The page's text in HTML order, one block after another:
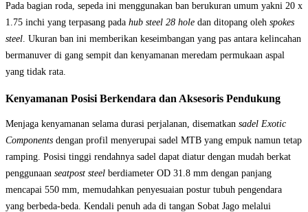
Pada bagian roda, sepeda ini menggunakan ban berukuran umum yakni 20 x
1.75 inchi yang terpasang pada hub steel 28 hole dan ditopang oleh spokes
steel. Ukuran ban ini memberikan keseimbangan yang pas antara kelincahan
bermanuver di gang sempit dan kenyamanan meredam permukaan aspal
yang tidak rata.
Kenyamanan Posisi Berkendara dan Aksesoris Pendukung
Menjaga kenyamanan selama durasi perjalanan, disematkan sadel Exotic
Components dengan profil menyerupai sadel MTB yang empuk namun tetap
ramping. Posisi tinggi rendahnya sadel dapat diatur dengan mudah berkat
penggunaan seatpost steel berdiameter OD 31.8 mm dengan panjang
mencapai 550 mm, memudahkan penyesuaian postur tubuh pengendara
yang berbeda-beda. Kendali penuh ada di tangan Sobat Jago melalui